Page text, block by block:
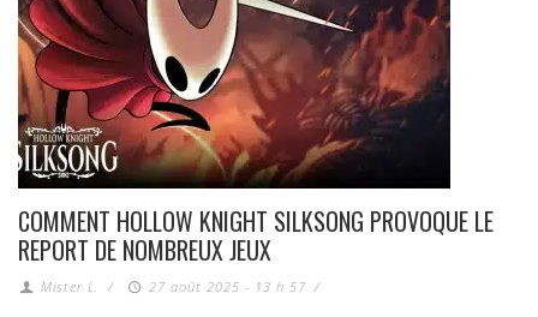
COMMENT HOLLOW KNIGHT SILKSONG PROVOQUE LE
REPORT DE NOMBREUX JEUX
Mister L. / 27 août 2025 - 13 h 57 /